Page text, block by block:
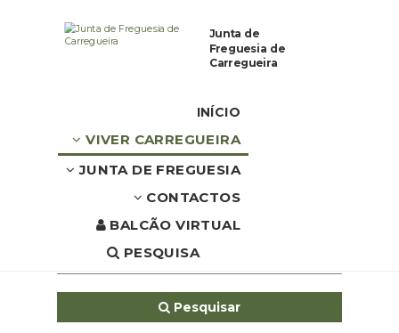
Junta de Freguesia de
Carregueira
Junta de
Freguesia de
Carregueira
INÍCIO
VIVER CARREGUEIRA
JUNTA DE FREGUESIA
CONTACTOS
BALCÃO VIRTUAL
PESQUISA
Início Viver Carregueira
Pesquisar